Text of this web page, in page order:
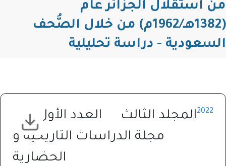
استقلال الجزائر عام
(1382هـ/1962م) من خلال الصُّحف
- دراسة تحليلية
2022المجلد الثالث
العدد الأول
مجلة الدراسات التاريخية و
الحضارية⁩